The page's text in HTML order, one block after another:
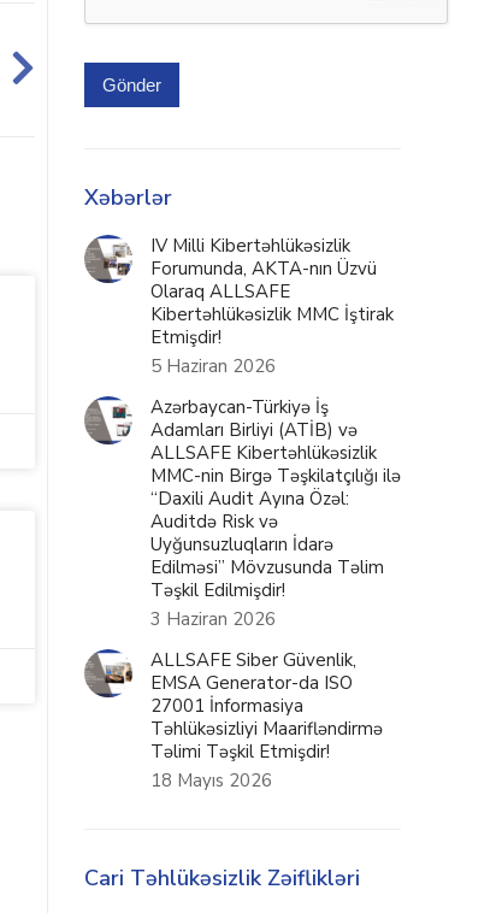
Gönder
Xəbərlər
IV Milli Kibertəhlükəsizlik
Forumunda, AKTA-nın Üzvü
Olaraq ALLSAFE
Kibertəhlükəsizlik MMC İştirak
Etmişdir!
5 Haziran 2026
Azərbaycan-Türkiyə İş
Adamları Birliyi (ATİB) və
ALLSAFE Kibertəhlükəsizlik
MMC-nin Birgə Təşkilatçılığı ilə
“Daxili Audit Ayına Özəl:
Auditdə Risk və
Uyğunsuzluqların İdarə
Edilməsi” Mövzusunda Təlim
Təşkil Edilmişdir!
3 Haziran 2026
ALLSAFE Siber Güvenlik,
EMSA Generator-da ISO
27001 İnformasiya
Təhlükəsizliyi Maarifləndirmə
Təlimi Təşkil Etmişdir!
18 Mayıs 2026
Cari Təhlükəsizlik Zəiflikləri